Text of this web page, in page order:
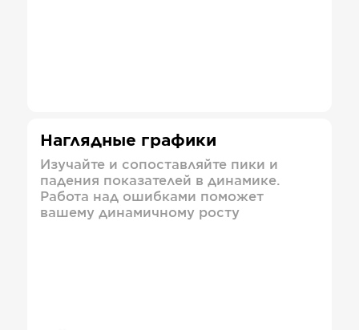
Наглядные графики
Изучайте и сопоставляйте пики и
падения показателей в динамике.
Работа над ошибками поможет
вашему динамичному росту